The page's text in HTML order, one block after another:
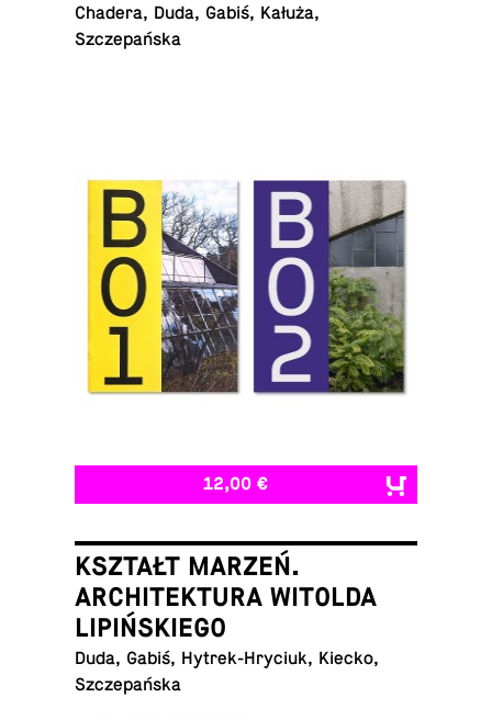
Chadera, Duda, Gabiś, Kałuża,
Szczepańska
12,00 €
KSZTAŁT MARZEŃ.
ARCHITEKTURA WITOLDA
LIPIŃSKIEGO
Duda, Gabiś, Hytrek-Hryciuk, Kiecko,
Szczepańska